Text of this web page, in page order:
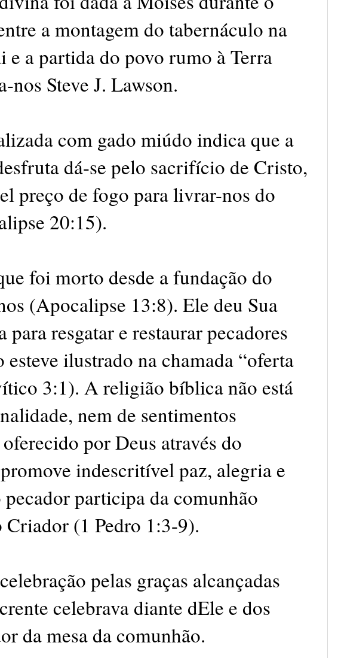
a montagem do tabernáculo na
e a partida do povo rumo à Terra
Steve J. Lawson.
com gado miúdo indica que a
dá-se pelo sacrifício de Cristo,
preço de fogo para livrar-nos do
20:15).
foi morto desde a fundação do
(Apocalipse 13:8). Ele deu Sua
resgatar e restaurar pecadores
esteve ilustrado na chamada “oferta
3:1). A religião bíblica não está
nem de sentimentos
por Deus através do
indescritível paz, alegria e
participa da comunhão
Criador (1 Pedro 1:3-9).
pelas graças alcançadas
celebrava diante dEle e dos
da mesa da comunhão.